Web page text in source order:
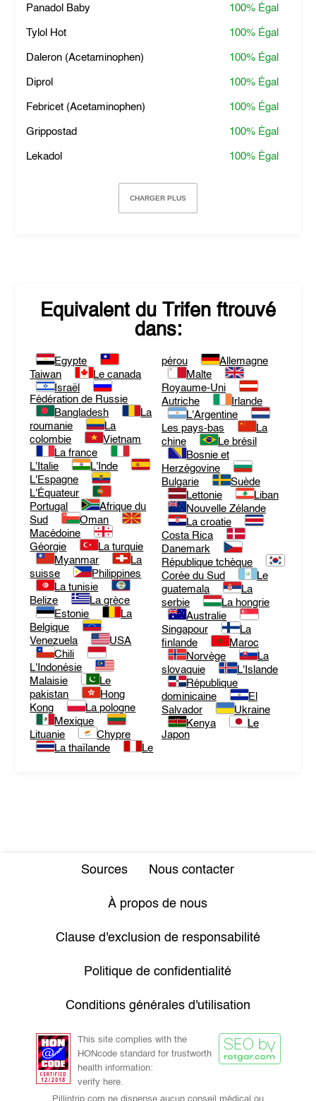
Panadol Baby 100% Égal
Tylol Hot 100% Égal
Daleron (Acetaminophen) 100% Égal
Diprol 100% Égal
Febricet (Acetaminophen) 100% Égal
Grippostad 100% Égal
Lekadol 100% Égal
CHARGER PLUS
Equivalent du Trifen ftrouvé
dans:
Egypte
Taiwan
Le canada
Israël
Fédération de Russie
Bangladesh
La
roumanie
La
colombie
Vietnam
La france
L'Italie
L'Inde
L'Espagne
L'Équateur
Portugal
Afrique du
Sud
Oman
Macédoine
Géorgie
La turquie
Myanmar
La
suisse
Philippines
La tunisie
Belize
La grèce
Estonie
La
Belgique
Venezuela
USA
Chili
L'Indonésie
Malaisie
Le
pakistan
Hong
Kong
La pologne
Mexique
Lituanie
Chypre
La thaïlande
Le
pérou
Allemagne
Malte
Royaume-Uni
Autriche
Irlande
L'Argentine
Les pays-bas
La
chine
Le brésil
Bosnie et
Herzégovine
Bulgarie
Suède
Lettonie
Liban
Nouvelle Zélande
La croatie
Costa Rica
Danemark
République tchèque
Corée du Sud
Le
guatemala
La
serbie
La hongrie
Australie
Singapour
La
finlande
Maroc
Norvège
La
slovaquie
L'Islande
République
dominicaine
El
Salvador
Ukraine
Kenya
Le
Japon
Sources Nous contacter
À propos de nous
Clause d'exclusion de responsabilité
Politique de confidentialité
Conditions générales d'utilisation
This site complies with the
HONcode standard for trustworth
health information:
verify here.